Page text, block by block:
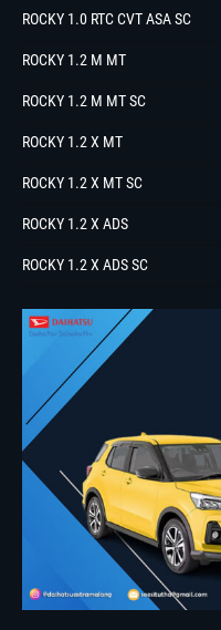
ROCKY 1.0 RTC CVT ASA SC
ROCKY 1.2 M MT
ROCKY 1.2 M MT SC
ROCKY 1.2 X MT
ROCKY 1.2 X MT SC
ROCKY 1.2 X ADS
ROCKY 1.2 X ADS SC